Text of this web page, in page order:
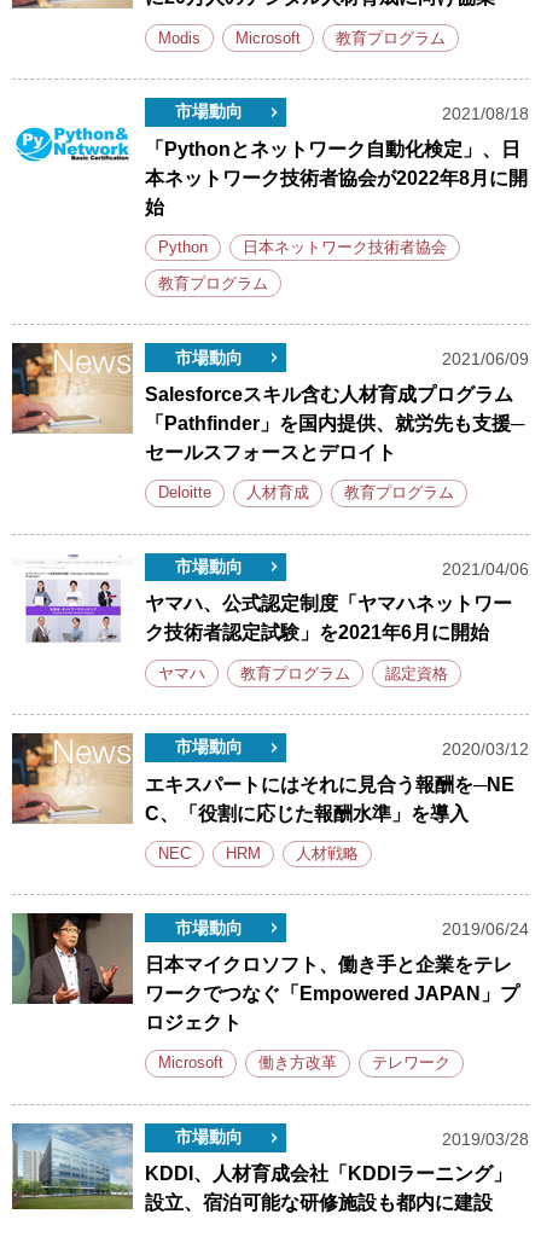
Modis Microsoft 教育プログラム
市場動向 2021/08/18
「Pythonとネットワーク自動化検定」、日
本ネットワーク技術者協会が2022年8月に開
始
Python 日本ネットワーク技術者協会
教育プログラム
市場動向 2021/06/09
Salesforceスキル含む人材育成プログラム
「Pathfinder」を国内提供、就労先も支援─
セールスフォースとデロイト
Deloitte 人材育成 教育プログラム
市場動向 2021/04/06
ヤマハ、公式認定制度「ヤマハネットワー
ク技術者認定試験」を2021年6月に開始
ヤマハ 教育プログラム 認定資格
市場動向 2020/03/12
エキスパートにはそれに見合う報酬を─NE
C、「役割に応じた報酬水準」を導入
NEC HRM 人材戦略
市場動向 2019/06/24
日本マイクロソフト、働き手と企業をテレ
ワークでつなぐ「Empowered JAPAN」プ
ロジェクト
Microsoft 働き方改革 テレワーク
市場動向 2019/03/28
KDDI、人材育成会社「KDDIラーニング」
設立、宿泊可能な研修施設も都内に建設